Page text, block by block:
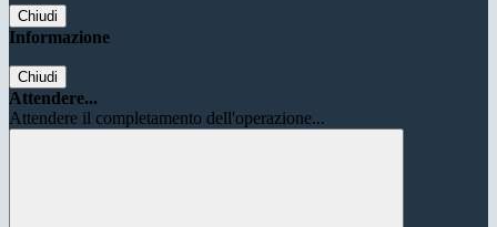
Chiudi
Informazione
Chiudi
Attendere...
Attendere il completamento dell'operazione...